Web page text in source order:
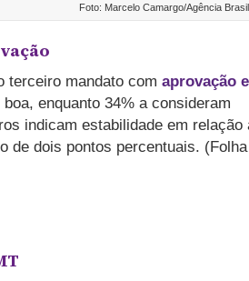
Foto: Marcelo Camargo/Agência Brasil
terceiro mandato com aprovação e
enquanto 34% a consideram
indicam estabilidade em relação
de dois pontos percentuais. (Folha